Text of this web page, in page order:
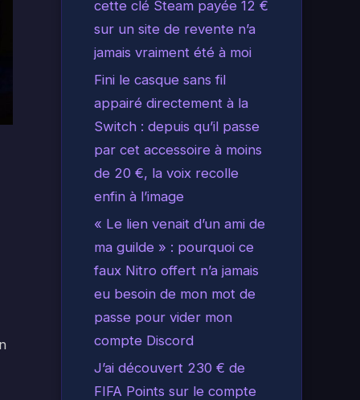
cette clé Steam payée 12 €
sur un site de revente n’a
jamais vraiment été à moi
Fini le casque sans fil
appairé directement à la
Switch : depuis qu’il passe
par cet accessoire à moins
de 20 €, la voix recolle
enfin à l’image
« Le lien venait d’un ami de
ma guilde » : pourquoi ce
faux Nitro offert n’a jamais
eu besoin de mon mot de
passe pour vider mon
compte Discord
J’ai découvert 230 € de
FIFA Points sur le compte